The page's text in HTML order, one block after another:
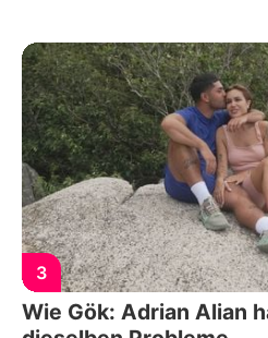
3
Wie Gök: Adrian Alian